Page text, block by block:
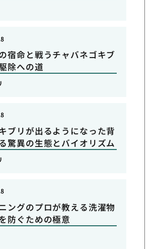
宿命と戦うチャバネゴキブ
除への道
ブリが出るようになった背
驚異の生態とバイオリズム
ングのプロが教える洗濯物
防ぐための極意